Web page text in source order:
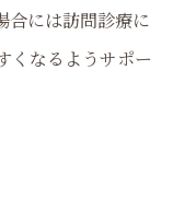
合には訪問診療に
くなるようサポー